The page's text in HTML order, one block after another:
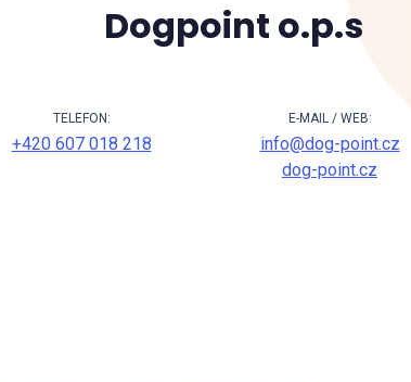
Dogpoint o.p.s
TELEFON:
+420 607 018 218
E-MAIL / WEB:
info@dog-point.cz
dog-point.cz